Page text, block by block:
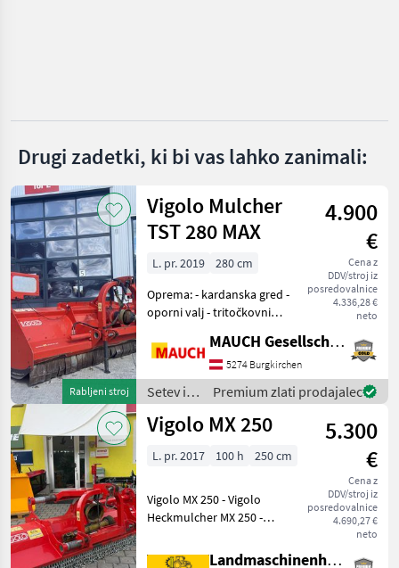
Drugi zadetki, ki bi vas lahko zanimali:
Rabljeni stroj
Vigolo Mulcher
TST 280 MAX
4.900
€
Cena z
DDV/stroj iz
posredovalnice
4.336,28 €
neto
L. pr. 2019
280 cm
Oprema: - kardanska gred -
oporni valj - tritočkovni
del - dvojno ohišje -
hidravlično stransko
premikanje - dodatno
nasprotno rezilo -
MAUCH Gesellschaft m.b.H. & Co.KG
5274 Burgkirchen
Setev in
nega /
Vigolo
Premium zlati prodajalec
Vigolo MX 250
5.300
€
Cena z
DDV/stroj iz
posredovalnice
4.690,27 €
neto
L. pr. 2017 100 h 250 cm
Vigolo MX 250 - Vigolo
Heckmulcher MX 250 -
Hydraulischer
Landmaschinenhandel Ouschan Anton